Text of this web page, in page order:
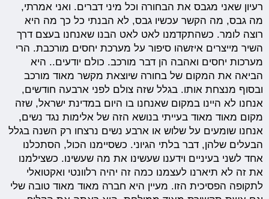
רעיון שאני מגבס את הבחורה וכל מיני דברים. ואני אמרתי,
מה גבס, מה הקשר עכשיו גבס, לא הבנתי כל כך מה היא
רוצה לומר. כשהתקדמנו לאט לאט הבנו שאנחנו בעצם דרך
השיר מייצרים איזשהו סיפור על מערכת יחסים מורכבת. הרי
מערכות יחסים ואהבה הן דבר מורכב. כולם יודעים.. היא
הביאה את המקום של בחורה שיוצאת מקשר מאוד מורכב
ובסוף מנצחת אותו. בגלל שזה צולם לפני ארבעה חודשים,
אנחנו לא היינו במקום שאנחנו בו היום במדינת ישראל, שזה
מקום מאוד מאוד בעייתי בנושא הזה של אלימות נגד נשים,
אנחנו שומעים על שלוש או ארבע נשים נרצחו רק השנה בגלל
הבעלים שלהן, דבר בלתי הגיוני. כשסיימנו הכול, הסתכלנו
אחד לשני בעיניים וידענו שעשינו את מה שעשינו. כשצילמנו
את זה לא תיארנו לעצמנו כמה זה יהיה רלוונטי ואקטואלי
לתקופה הפסיכית הזו. מעיין היא חברה מאוד מאוד טובה שלי